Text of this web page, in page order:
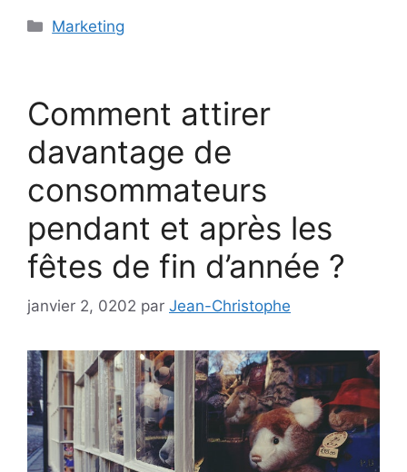
Catégories
Marketing
Comment attirer
davantage de
consommateurs
pendant et après les
fêtes de fin d’année ?
janvier 2, 0202 par Jean-Christophe